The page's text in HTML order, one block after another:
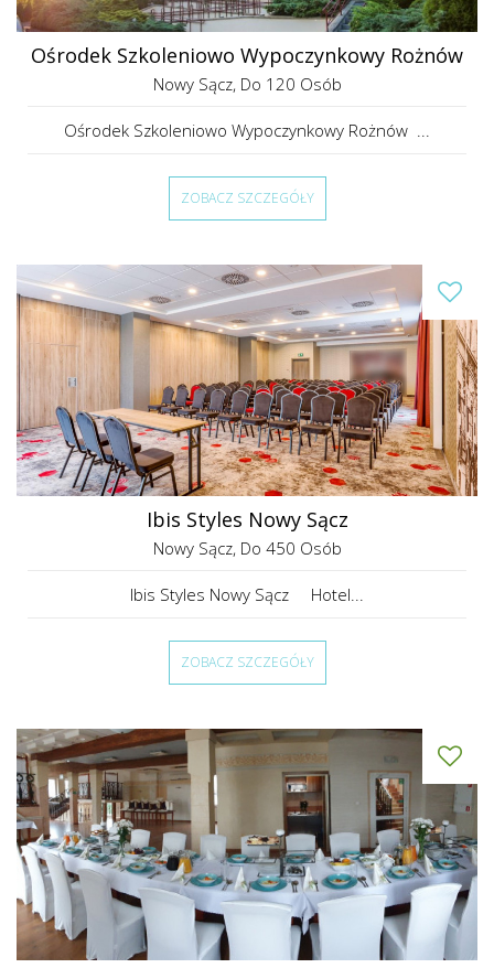
Ośrodek Szkoleniowo Wypoczynkowy Rożnów
Nowy Sącz, Do 120 Osób
Ośrodek Szkoleniowo Wypoczynkowy Rożnów ...
ZOBACZ SZCZEGÓŁY
Ibis Styles Nowy Sącz
Nowy Sącz, Do 450 Osób
Ibis Styles Nowy Sącz Hotel...
ZOBACZ SZCZEGÓŁY